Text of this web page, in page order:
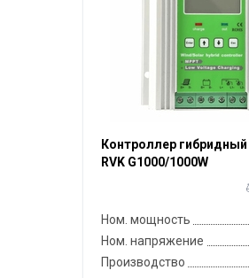
Контроллер гибридный
RVK G1000/1000W
Ном. мощность
Ном. напряжение
Производство